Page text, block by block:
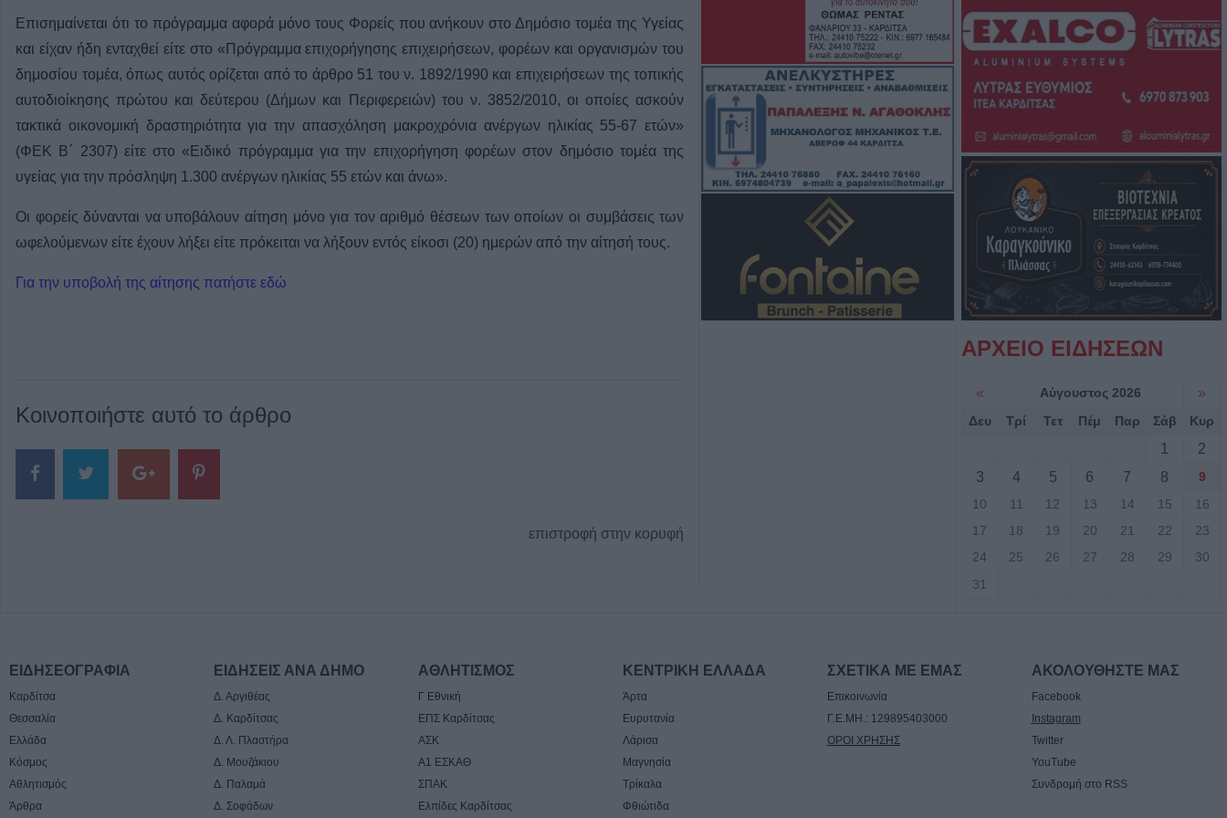
Επισημαίνεται ότι το πρόγραμμα αφορά μόνο τους Φορείς που ανήκουν στο Δημόσιο τομέα της Υγείας
και είχαν ήδη ενταχθεί είτε στο «Πρόγραμμα επιχορήγησης επιχειρήσεων, φορέων και οργανισμών του
δημοσίου τομέα, όπως αυτός ορίζεται από το άρθρο 51 του ν. 1892/1990 και επιχειρήσεων της τοπικής
αυτοδιοίκησης πρώτου και δεύτερου (Δήμων και Περιφερειών) του ν. 3852/2010, οι οποίες ασκούν
τακτικά οικονομική δραστηριότητα για την απασχόληση μακροχρόνια ανέργων ηλικίας 55-67 ετών»
(ΦΕΚ Β΄ 2307) είτε στο «Ειδικό πρόγραμμα για την επιχορήγηση φορέων στον δημόσιο τομέα της
υγείας για την πρόσληψη 1.300 ανέργων ηλικίας 55 ετών και άνω».
Οι φορείς δύνανται να υποβάλουν αίτηση μόνο για τον αριθμό θέσεων των οποίων οι συμβάσεις των
ωφελούμενων είτε έχουν λήξει είτε πρόκειται να λήξουν εντός είκοσι (20) ημερών από την αίτησή τους.
Για την υποβολή της αίτησης πατήστε εδώ
Κοινοποιήστε αυτό το άρθρο
επιστροφή στην κορυφή
9 Αυγούστου 2026, 08:05
Υψηλός κίνδυνος πυρκαγιάς την
Κυριακή (9/8) σε μεγάλο τμήμα
του ν. Καρδίτσας και της
υπόλοιπης Θεσσαλίας
8 Αυγούστου 2026, 22:58
Ανασύρθηκε χωρίς τις αισθήσεις
του ηλικιωμένος από πηγάδι σε
οικισμό της Αλεξανδρούπολης
8 Αυγούστου 2026, 21:54
Χ. Παπαδημήτριου (Πρόεδρος
ΔΕΥΑΚ): Στην παρούσα φάση δεν
θα υπάρξουν αυξήσεις στους
λογαριασμούς των καταναλωτών
ΑΡΧΕΙΟ ΕΙΔΗΣΕΩΝ
« Αύγουστος 2026 »
Δευ Τρί Τετ Πέμ Παρ Σάβ Κυρ
1
2
3
4 5 6 7 8
9
10
11 12 13 14 15
16
17
18 19 20 21 22
23
24
25 26 27 28 29
30
31
ΕΙΔΗΣΕΟΓΡΑΦΙΑ
Καρδίτσα
Θεσσαλία
Ελλάδα
Κόσμος
Αθλητισμός
Άρθρα
ΕΙΔΗΣΕΙΣ ΑΝΑ ΔΗΜΟ
Δ. Αργιθέας
Δ. Καρδίτσας
Δ. Λ. Πλαστήρα
Δ. Μουζάκιου
Δ. Παλαμά
Δ. Σοφάδων
ΑΘΛΗΤΙΣΜΟΣ
Γ Εθνική
ΕΠΣ Καρδίτσας
ΑΣΚ
Α1 ΕΣΚΑΘ
ΣΠΑΚ
Ελπίδες Καρδίτσας
ΚΕΝΤΡΙΚΗ ΕΛΛΑΔΑ
Άρτα
Ευρυτανία
Λάρισα
Μαγνησία
Τρίκαλα
Φθιώτιδα
ΣΧΕΤΙΚΑ ΜΕ ΕΜΑΣ
Επικοινωνία
Γ.Ε.ΜΗ.: 129895403000
ΟΡΟΙ ΧΡΗΣΗΣ
ΑΚΟΛΟΥΘΗΣΤΕ ΜΑΣ
Facebook
Instagram
Twitter
YouTube
Συνδρομή στο RSS